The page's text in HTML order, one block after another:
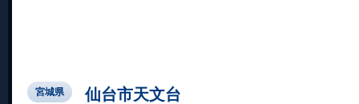
宮城県 仙台市天文台